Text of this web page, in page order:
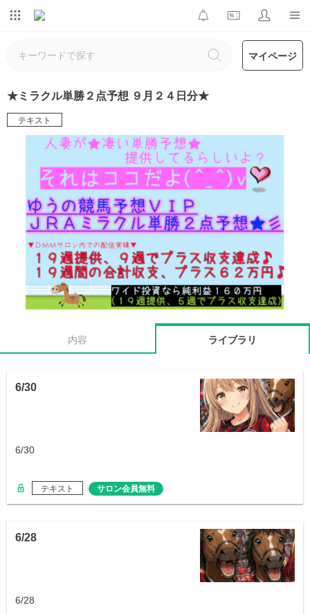
マイページ
★ミラクル単勝２点予想 ９月２４日分★
テキスト
内容 ライブラリ
6/30
6/30
テキスト サロン会員無料
6/28
6/28